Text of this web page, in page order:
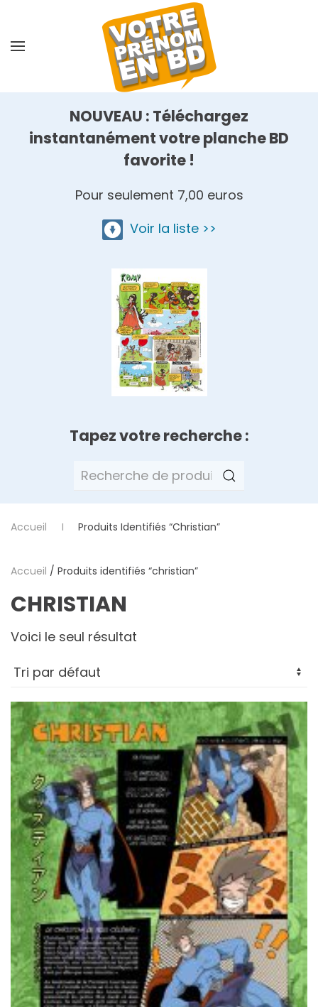
NOUVEAU : Téléchargez
instantanément votre planche BD
favorite !
Pour seulement 7,00 euros
Voir la liste >>
Tapez votre recherche :
Recherche
Accueil Produits Identifiés “christian”
Accueil / Produits identifiés “christian”
CHRISTIAN
Voici le seul résultat